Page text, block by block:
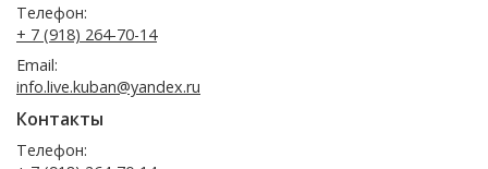
Телефон:
+ 7 (918) 264-70-14
Email:
info.live.kuban@yandex.ru
Контакты
Телефон: